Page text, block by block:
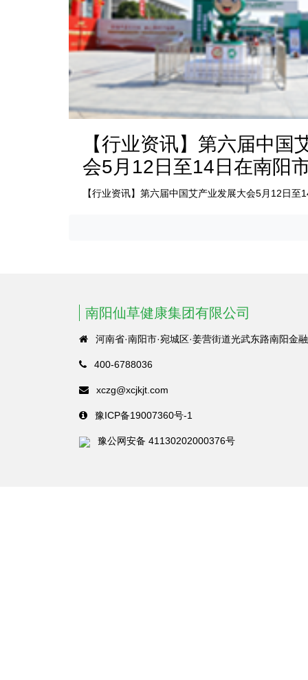
【行业资讯】第六届中国
会5月12日至14日在南阳
【行业资讯】第六届中国艾产业发展大会5月12日至
南阳仙草健康集团有限公司
河南省·南阳市·宛城区·姜营街道光武东路南阳金
400-6788036
xczg@xcjkjt.com
豫ICP备19007360号-1
豫公网安备 41130202000376号